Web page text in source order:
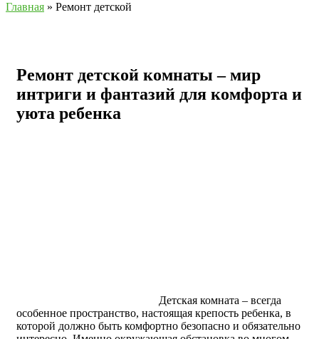
Главная » Ремонт детской
Ремонт детской комнаты – мир
интриги и фантазий для комфорта и
уюта ребенка
Детская комната – всегда
особенное пространство, настоящая крепость ребенка, в
которой должно быть комфортно безопасно и обязательно